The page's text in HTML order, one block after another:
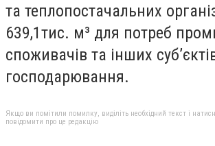
та теплопостачальних
639,1тис. м³ для потреб
споживачів та інших
господарювання.
Якщо ви помітили помилку, виділіть необхідний текст і
повідомити про це редакцію